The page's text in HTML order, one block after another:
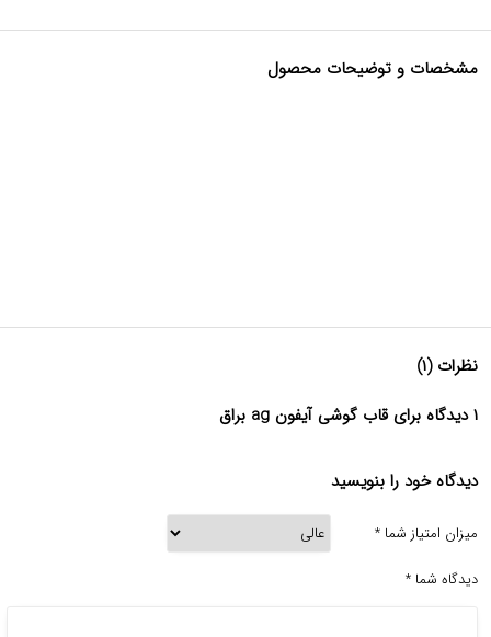
مشخصات و توضیحات محصول
نظرات (۱)
۱ دیدگاه برای قاب گوشی آیفون ag براق
دیدگاه خود را بنویسید
میزان امتیاز شما *
دیدگاه شما *